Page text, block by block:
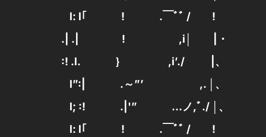
l: l｢ ! .￣ﾞﾞ / !
.| .| ! ,i│ |・
:! .l. ｝ ,i’./ |、
l”:| .～”’ ,. │、
l; :! .|'” …ノ,ﾞ./ │、
l: l｢ ! .￣ﾞﾞ / !